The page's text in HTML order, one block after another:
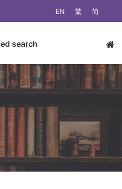
EN 繁 简
search